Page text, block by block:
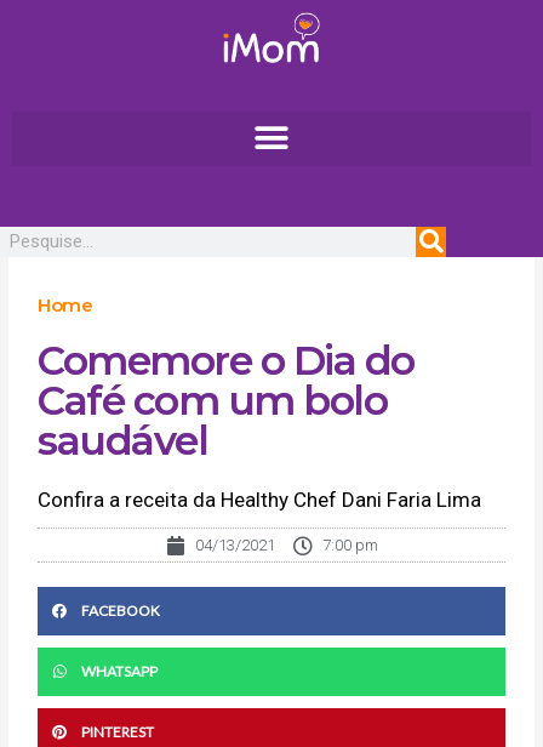
Home
Comemore o Dia do
Café com um bolo
saudável
Confira a receita da Healthy Chef Dani Faria Lima
04/13/2021 7:00 pm
FACEBOOK
WHATSAPP
PINTEREST